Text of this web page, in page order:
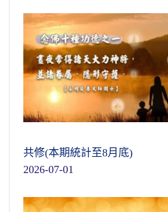
共修(本期統計至8月底)
2026-07-01